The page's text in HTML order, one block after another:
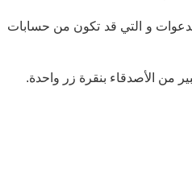
و التي قد تكون من حسابات
من الأصدقاء بنقرة زر واحدة.